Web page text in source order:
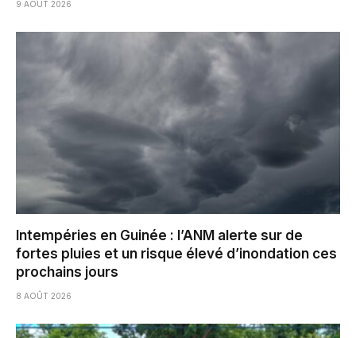
9 AOÛT 2026
Intempéries en Guinée : l’ANM alerte sur de
fortes pluies et un risque élevé d’inondation ces
prochains jours
8 AOÛT 2026